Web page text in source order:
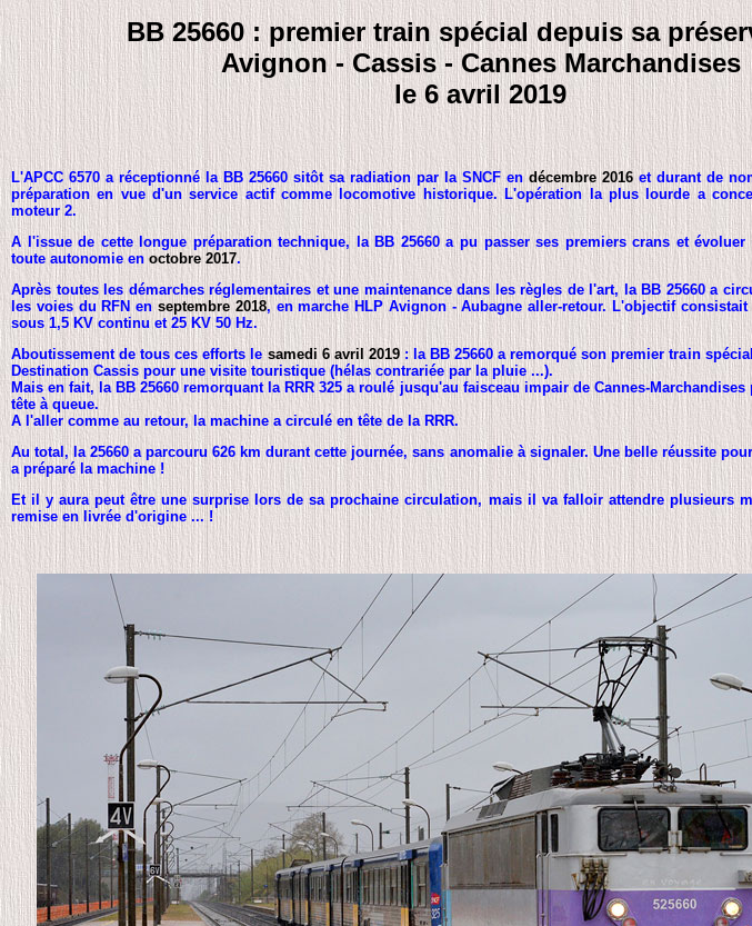
BB 25660 : premier train spécial depuis sa
Avignon - Cassis - Cannes Marchandises
le 6 avril 2019
L'APCC 6570 a réceptionné la BB 25660 sitôt sa radiation par la SNCF endécembre 2016 et durant de
préparation en vue d'un service actif comme locomotive historique. L'opération la plus lourde a
moteur 2.
A l'issue de cette longue préparation technique, la BB 25660 a pu passer ses premiers crans et
toute autonomie en octobre 2017.
Après toutes les démarches réglementaires et une maintenance dans les règles de l'art, la BB 25660 a
les voies du RFN enseptembre 2018, en marche HLP Avignon - Aubagne aller-retour. L'objectif
sous 1,5 KV continu et 25 KV 50 Hz.
Aboutissement de tous ces efforts lesamedi 6 avril 2019: la BB 25660 a remorqué son premier train
Destination Cassis pour une visite touristique (hélas contrariée par la pluie ...).
Mais en fait, la BB 25660 remorquant la RRR 325 a roulé jusqu'au faisceau impair de Cannes-
tête à queue.
A l'aller comme au retour, la machine a circulé en tête de la RRR.
Au total, la 25660 a parcouru 626 km durant cette journée, sans anomalie à signaler. Une belle réussite
a préparé la machine !
Et il y aura peut être une surprise lors de sa prochaine circulation, mais il va falloir attendre plusieurs
remise en livrée d'origine ... !